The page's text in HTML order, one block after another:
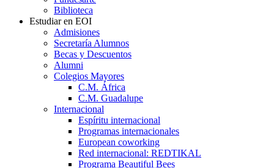
Biblioteca
Estudiar en EOI
Admisiones
Secretaría Alumnos
Becas y Descuentos
Alumni
Colegios Mayores
C.M. África
C.M. Guadalupe
Internacional
Espíritu internacional
Programas internacionales
European coworking
Red internacional: REDTIKAL
Programa Beautiful Bees